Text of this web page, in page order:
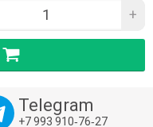
+
Telegram
+7 993 910‑76‑27